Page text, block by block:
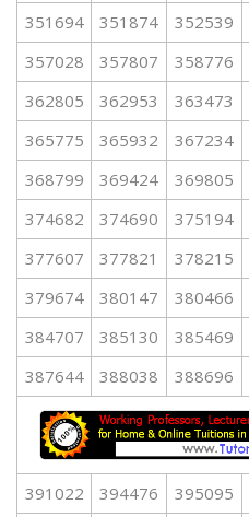
351694 351874 352539
357028
357807 358776
362805
362953 363473
365775
365932 367234
368799
369424 369805
374682
374690 375194
377607
377821 378215
379674
380147 380466
384707
385130 385469
387644
388038 388696
391022 394476 395095